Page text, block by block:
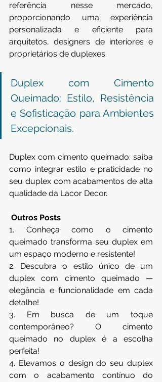
referência nesse mercado,
proporcionando uma experiência
personalizada e eficiente para
arquitetos, designers de interiores e
proprietários de duplexes.
Duplex com Cimento
Queimado: Estilo, Resistência
e Sofisticação para Ambientes
Excepcionais.
Duplex com cimento queimado: saiba
como integrar estilo e praticidade no
seu duplex com acabamentos de alta
qualidade da Lacor Decor.
Outros Posts
1. Conheça como o cimento
queimado transforma seu duplex em
um espaço moderno e resistente!
2. Descubra o estilo único de um
duplex com cimento queimado —
elegância e funcionalidade em cada
detalhe!
3. Em busca de um toque
contemporâneo? O cimento
queimado no duplex é a escolha
perfeita!
4. Elevamos o design do seu duplex
com o acabamento contínuo do